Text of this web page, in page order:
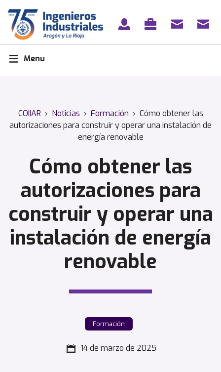
content
Menu
COIIAR › Noticias › Formación › Cómo obtener las
autorizaciones para construir y operar una instalación de
energía renovable
Cómo obtener las
autorizaciones para
construir y operar una
instalación de energía
renovable
Formación
14 de marzo de 2025